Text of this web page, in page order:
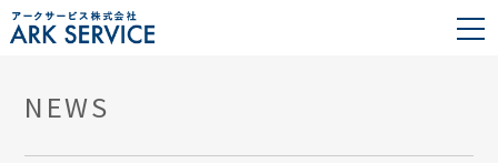
NEWS